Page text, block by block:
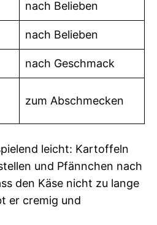
nach Belieben
nach Belieben
nach Geschmack
zum Abschmecken
leicht: Kartoffeln
und Pfännchen nach
den Käse nicht zu lange
er cremig und